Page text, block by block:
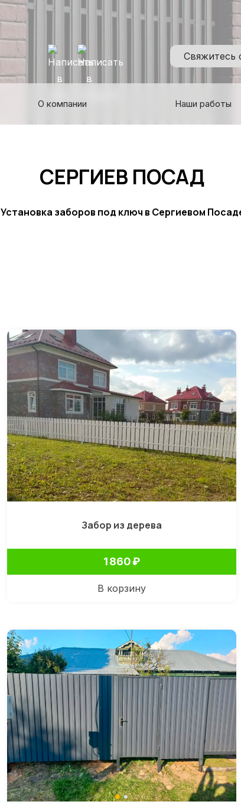
Свяжитесь
О компании Наши работы
СЕРГИЕВ ПОСАД
Установка заборов под ключ в Сергиевом
Забор из дерева
1 860₽
В корзину